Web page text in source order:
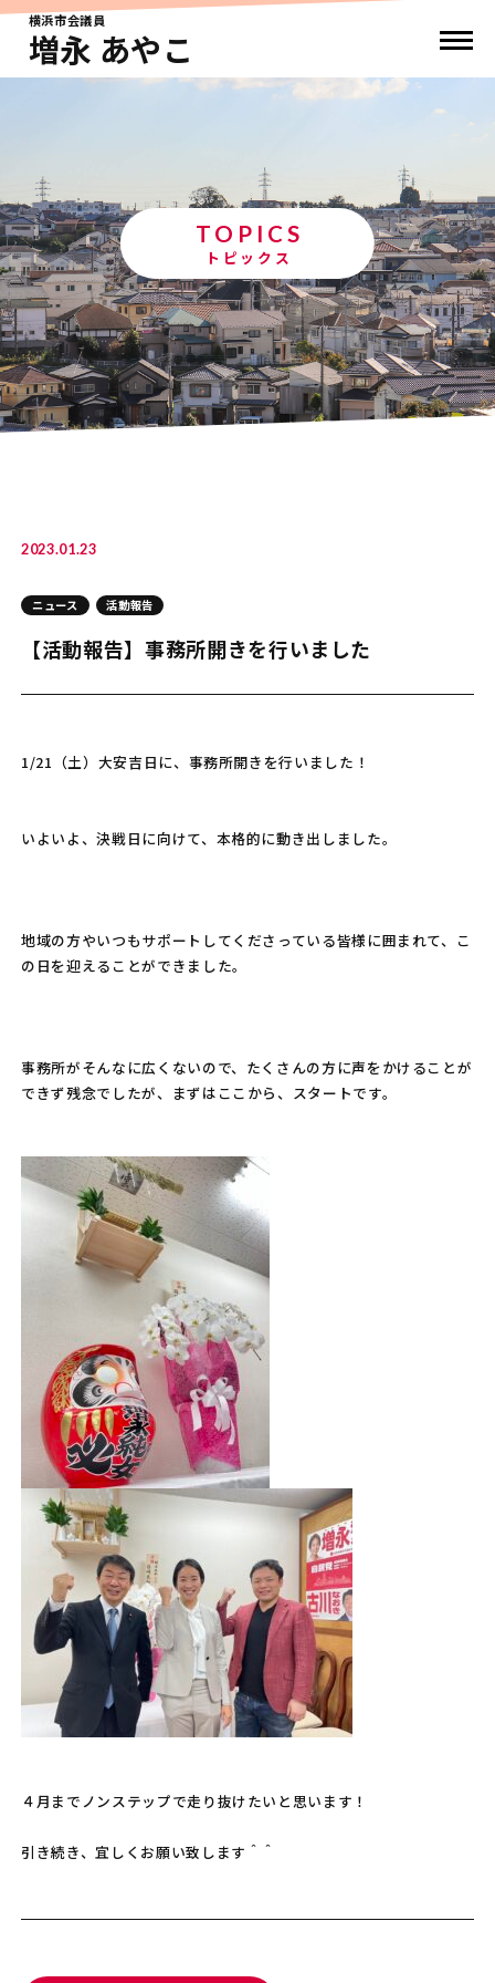
横浜市会議員
増永 あやこ
TOPICS
トピックス
2023.01.23
ニュース 活動報告
【活動報告】事務所開きを行いました
1/21（土）大安吉日に、事務所開きを行いました！
いよいよ、決戦日に向けて、本格的に動き出しました。
地域の方やいつもサポートしてくださっている皆様に囲まれて、こ
の日を迎えることができました。
事務所がそんなに広くないので、たくさんの方に声をかけることが
できず残念でしたが、まずはここから、スタートです。
４月までノンステップで走り抜けたいと思います！
引き続き、宜しくお願い致します＾＾